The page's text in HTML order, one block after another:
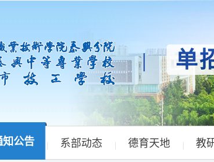
| 单
知公告 | 系部动态 | 德育天地 | 教